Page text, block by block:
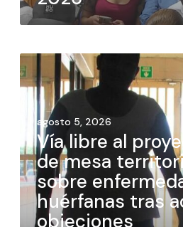
agosto 5, 2026
Vía libre al
de mesa
sobre
huérfanas tras
objeciones